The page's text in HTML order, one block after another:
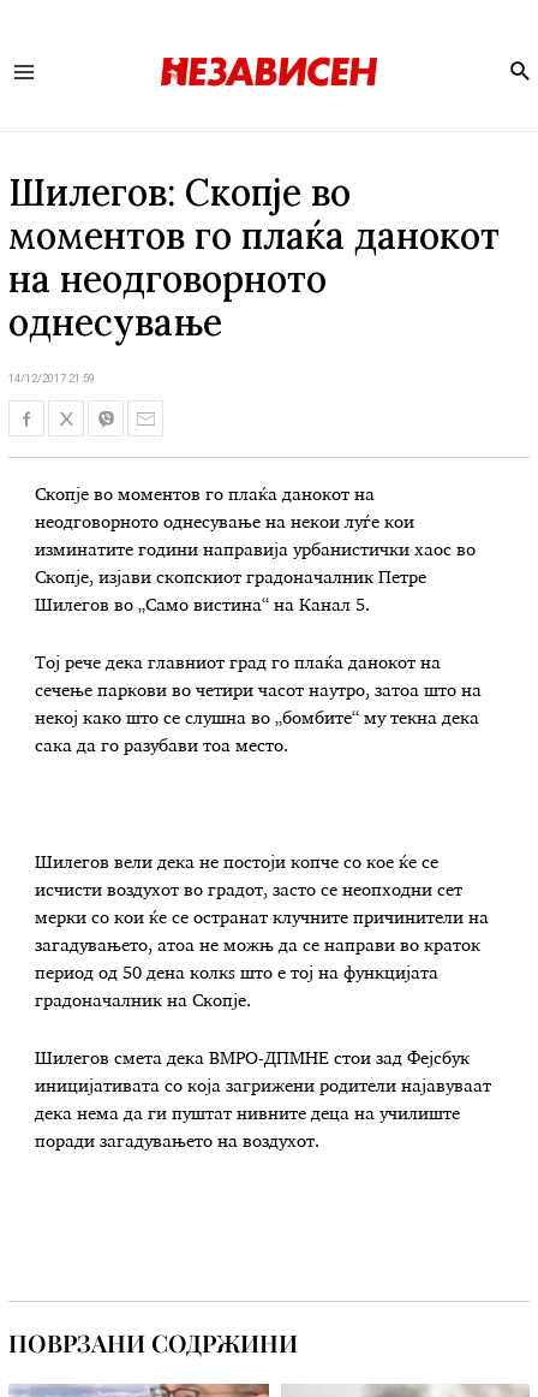
Шилегов: Скопје во
моментов го плаќа данокот
на неодговорното
однесување
14/12/2017 21:59
Скопје во моментов го плаќа данокот на
неодговорното однесување на некои луѓе кои
изминатите години направија урбанистички хаос во
Скопје, изјави скопскиот градоначалник Петре
Шилегов во „Само вистина“ на Канал 5.
Тој рече дека главниот град го плаќа данокот на
сечење паркови во четири часот наутро, затоа што на
некој како што се слушна во „бомбите“ му текна дека
сака да го разубави тоа место.
Шилегов вели дека не постоји копче со кое ќе се
исчисти воздухот во градот, засто се неопходни сет
мерки со кои ќе се остранат клучните причинители на
загадувањето, атоа не можњ да се направи во краток
период од 50 дена колкѕ што е тој на функцијата
градоначалник на Скопје.
Шилегов смета дека ВМРО-ДПМНЕ стои зад Фејсбук
иницијативата со која загрижени родители најавуваат
дека нема да ги пуштат нивните деца на училиште
поради загадувањето на воздухот.
ПОВРЗАНИ СОДРЖИНИ